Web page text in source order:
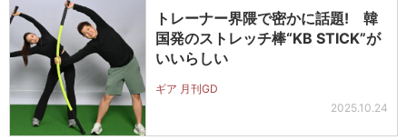
トレーナー界隈で密かに話題! 韓
国発のストレッチ棒“KB STICK”が
いいらしい
ギア 月刊GD
2025.10.24